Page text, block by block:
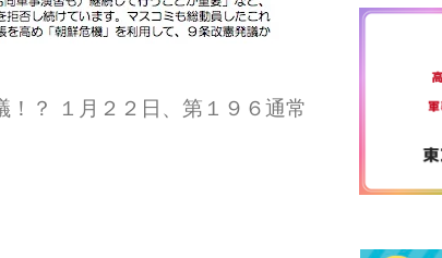
？ １月２２日、第１９６通常